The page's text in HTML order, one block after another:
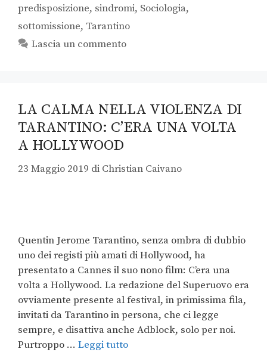
predisposizione, sindromi, Sociologia,
sottomissione, Tarantino
Lascia un commento
LA CALMA NELLA VIOLENZA DI
TARANTINO: C’ERA UNA VOLTA
A HOLLYWOOD
23 Maggio 2019 di Christian Caivano
Quentin Jerome Tarantino, senza ombra di dubbio
uno dei registi più amati di Hollywood, ha
presentato a Cannes il suo nono film: C’era una
volta a Hollywood. La redazione del Superuovo era
ovviamente presente al festival, in primissima fila,
invitati da Tarantino in persona, che ci legge
sempre, e disattiva anche Adblock, solo per noi.
Purtroppo … Leggi tutto